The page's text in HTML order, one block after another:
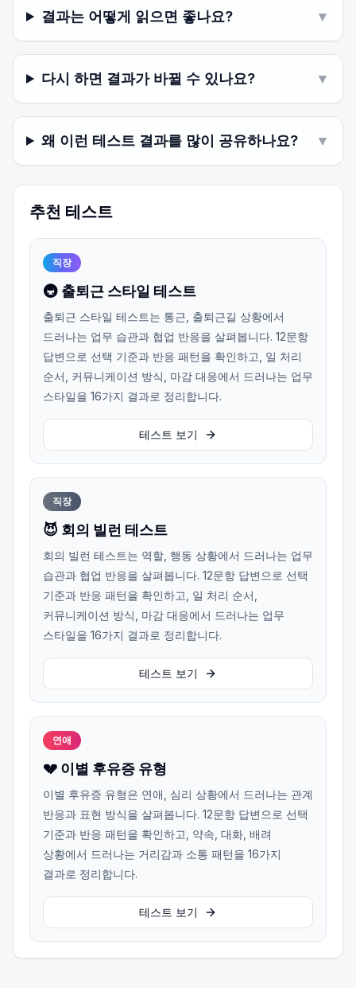
결과는 어떻게 읽으면 좋나요? ▼
다시 하면 결과가 바뀔 수 있나요? ▼
왜 이런 테스트 결과를 많이 공유하나요? ▼
추천 테스트
직장
🚇 출퇴근 스타일 테스트
출퇴근 스타일 테스트는 통근, 출퇴근길 상황에서
드러나는 업무 습관과 협업 반응을 살펴봅니다. 12문항
답변으로 선택 기준과 반응 패턴을 확인하고, 일 처리
순서, 커뮤니케이션 방식, 마감 대응에서 드러나는 업무
스타일을 16가지 결과로 정리합니다.
테스트 보기
직장
😈 회의 빌런 테스트
회의 빌런 테스트는 역할, 행동 상황에서 드러나는 업무
습관과 협업 반응을 살펴봅니다. 12문항 답변으로 선택
기준과 반응 패턴을 확인하고, 일 처리 순서,
커뮤니케이션 방식, 마감 대응에서 드러나는 업무
스타일을 16가지 결과로 정리합니다.
테스트 보기
연애
💔 이별 후유증 유형
이별 후유증 유형은 연애, 심리 상황에서 드러나는 관계
반응과 표현 방식을 살펴봅니다. 12문항 답변으로 선택
기준과 반응 패턴을 확인하고, 약속, 대화, 배려
상황에서 드러나는 거리감과 소통 패턴을 16가지
결과로 정리합니다.
테스트 보기